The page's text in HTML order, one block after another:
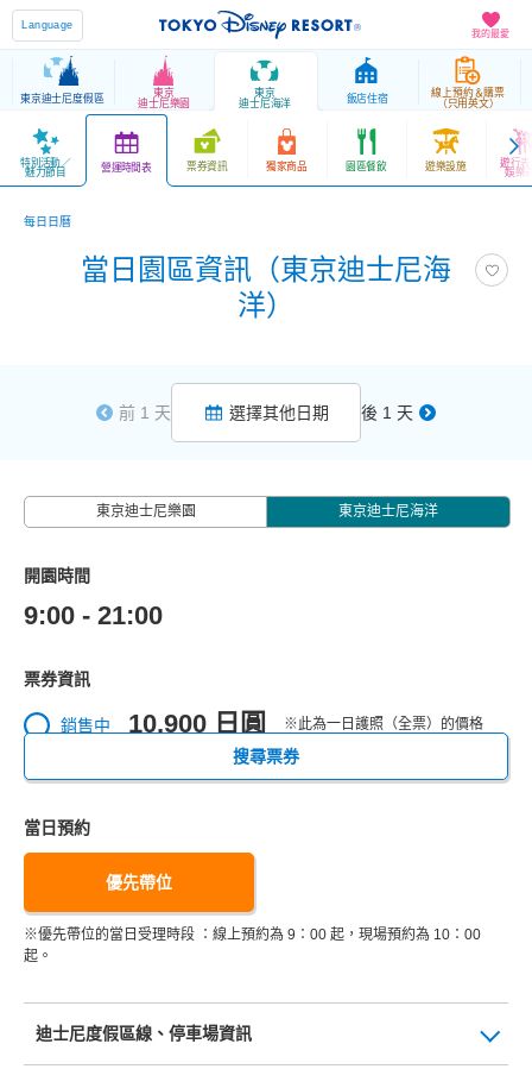
我的最愛
Language
東京迪士尼度假區
東京
迪士尼樂園
東京
迪士尼海洋
飯店住宿
線上預約＆購票
（只用英文）
特別活動／
魅力節目 營運時間表 票券資訊 獨家商品 園區餐飲 遊樂設施 遊行表
娛樂
每日日曆
當日園區資訊（東京迪士尼海
洋）
前 1 天 選擇其他日期 後 1 天
東京迪士尼樂園 東京迪士尼海洋
開園時間
9:00 - 21:00
票券資訊
銷售中 10,900 日圓 ※此為一日護照（全票）的價格
搜尋票券
當日預約
優先帶位
※優先帶位的當日受理時段 ：線上預約為 9：00 起，現場預約為 10：00
起。
迪士尼度假區線、停車場資訊